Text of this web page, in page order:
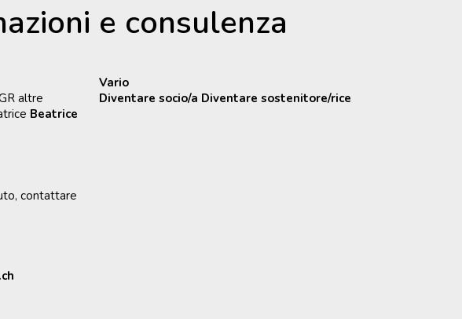
e consulenza
altre
Beatrice
contattare
Vario
Diventare socio/a Diventare sostenitore/rice